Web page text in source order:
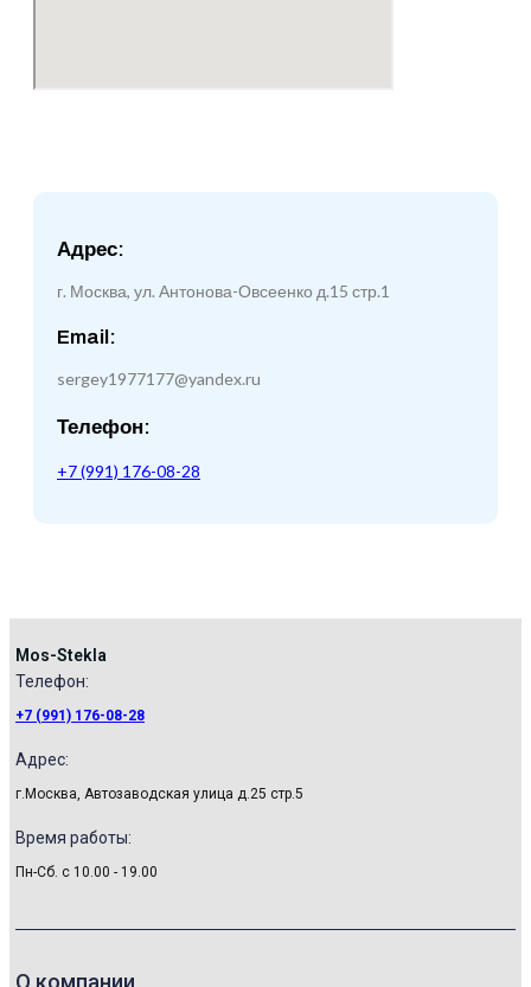
Адрес:
г. Москва, ул. Антонова-Овсеенко д.15 стр.1
Email:
sergey1977177@yandex.ru
Телефон:
+7 (991) 176-08-28
Mos-Stekla
Телефон:​
+7 (991) 176-08-28
Адрес:
г.Москва, Автозаводская улица д.25 стр.5
Время работы:
Пн-Сб. с 10.00 - 19.00
О компании